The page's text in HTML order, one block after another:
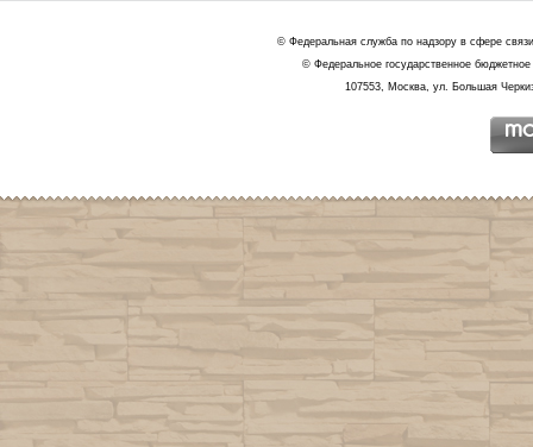
© Федеральная служба по надзору в сфере
© Федеральное государственное
107553, Москва, ул. Большая